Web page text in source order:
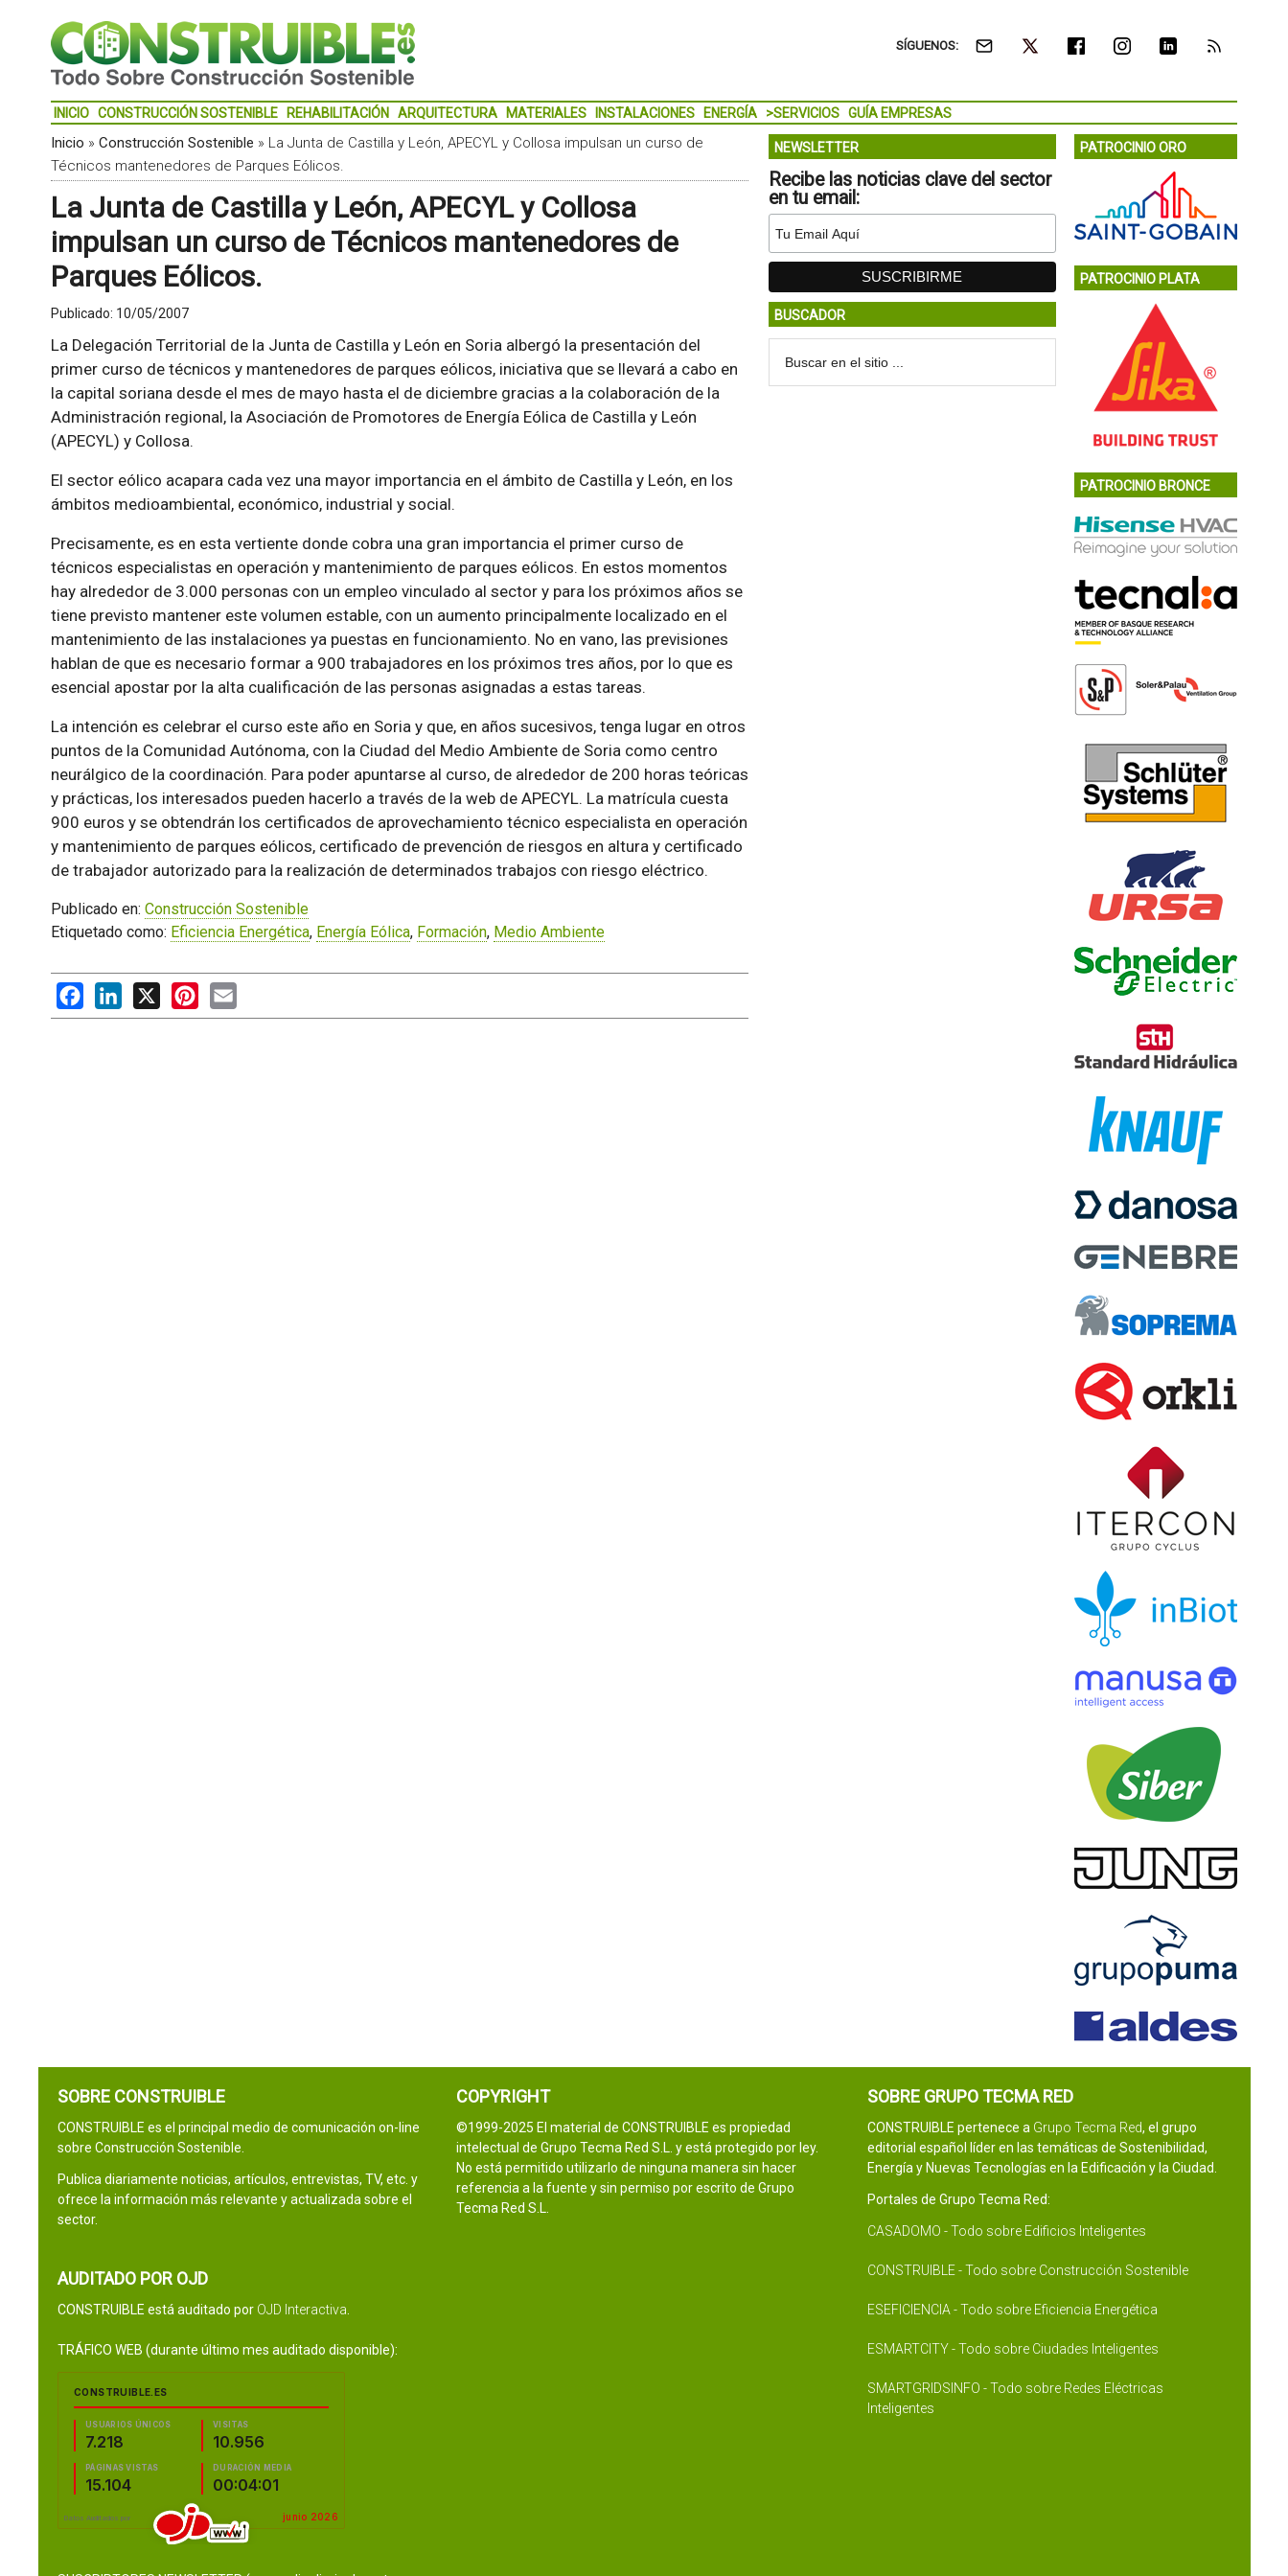
SÍGUENOS:
INICIO CONSTRUCCIÓN SOSTENIBLE REHABILITACIÓN ARQUITECTURA MATERIALES INSTALACIONES ENERGÍA >SERVICIOS GUÍA EMPRESAS
Inicio » Construcción Sostenible » La Junta de Castilla y León, APECYL y Collosa impulsan un curso de
Técnicos mantenedores de Parques Eólicos.
La Junta de Castilla y León, APECYL y Collosa
impulsan un curso de Técnicos mantenedores de
Parques Eólicos.
Publicado: 10/05/2007
La Delegación Territorial de la Junta de Castilla y León en Soria albergó la presentación del
primer curso de técnicos y mantenedores de parques eólicos, iniciativa que se llevará a cabo en
la capital soriana desde el mes de mayo hasta el de diciembre gracias a la colaboración de la
Administración regional, la Asociación de Promotores de Energía Eólica de Castilla y León
(APECYL) y Collosa.
El sector eólico acapara cada vez una mayor importancia en el ámbito de Castilla y León, en los
ámbitos medioambiental, económico, industrial y social.
Precisamente, es en esta vertiente donde cobra una gran importancia el primer curso de
técnicos especialistas en operación y mantenimiento de parques eólicos. En estos momentos
hay alrededor de 3.000 personas con un empleo vinculado al sector y para los próximos años se
tiene previsto mantener este volumen estable, con un aumento principalmente localizado en el
mantenimiento de las instalaciones ya puestas en funcionamiento. No en vano, las previsiones
hablan de que es necesario formar a 900 trabajadores en los próximos tres años, por lo que es
esencial apostar por la alta cualificación de las personas asignadas a estas tareas.
La intención es celebrar el curso este año en Soria y que, en años sucesivos, tenga lugar en otros
puntos de la Comunidad Autónoma, con la Ciudad del Medio Ambiente de Soria como centro
neurálgico de la coordinación. Para poder apuntarse al curso, de alrededor de 200 horas teóricas
y prácticas, los interesados pueden hacerlo a través de la web de APECYL. La matrícula cuesta
900 euros y se obtendrán los certificados de aprovechamiento técnico especialista en operación
y mantenimiento de parques eólicos, certificado de prevención de riesgos en altura y certificado
de trabajador autorizado para la realización de determinados trabajos con riesgo eléctrico.
Publicado en: Construcción Sostenible
Etiquetado como: Eficiencia Energética, Energía Eólica, Formación, Medio Ambiente
FacebookLinkedIn
X PinterestEmail
NEWSLETTER
Recibe las noticias clave del sector
en tu email:
BUSCADOR
PATROCINIO ORO
PATROCINIO PLATA
PATROCINIO BRONCE
SOBRE CONSTRUIBLE
CONSTRUIBLE es el principal medio de comunicación on-line
sobre Construcción Sostenible.
Publica diariamente noticias, artículos, entrevistas, TV, etc. y
ofrece la información más relevante y actualizada sobre el
sector.
AUDITADO POR OJD
CONSTRUIBLE está auditado por OJD Interactiva
TRÁFICO WEB (durante último mes auditado disponible):
COPYRIGHT
©1999-2025 El material de CONSTRUIBLE es propiedad
intelectual de Grupo Tecma Red S.L. y está protegido por ley.
No está permitido utilizarlo de ninguna manera sin hacer
referencia a la fuente y sin permiso por escrito de Grupo
Tecma Red S.L.
SOBRE GRUPO TECMA RED
CONSTRUIBLE pertenece a Grupo Tecma Red, el grupo
editorial español líder en las temáticas de Sostenibilidad,
Energía y Nuevas Tecnologías en la Edificación y la Ciudad.
Portales de Grupo Tecma Red:
CASADOMO - Todo sobre Edificios Inteligentes
CONSTRUIBLE - Todo sobre Construcción Sostenible
ESEFICIENCIA - Todo sobre Eficiencia Energética
ESMARTCITY - Todo sobre Ciudades Inteligentes
SMARTGRIDSINFO - Todo sobre Redes Eléctricas
Inteligentes